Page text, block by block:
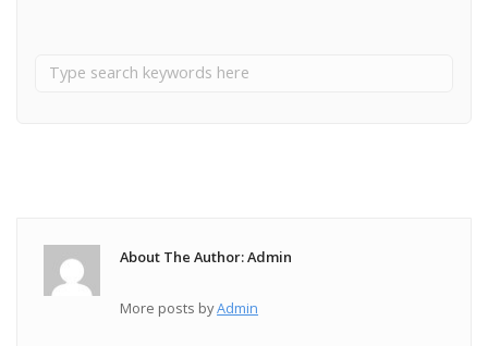
About The Author: Admin
More posts byAdmin